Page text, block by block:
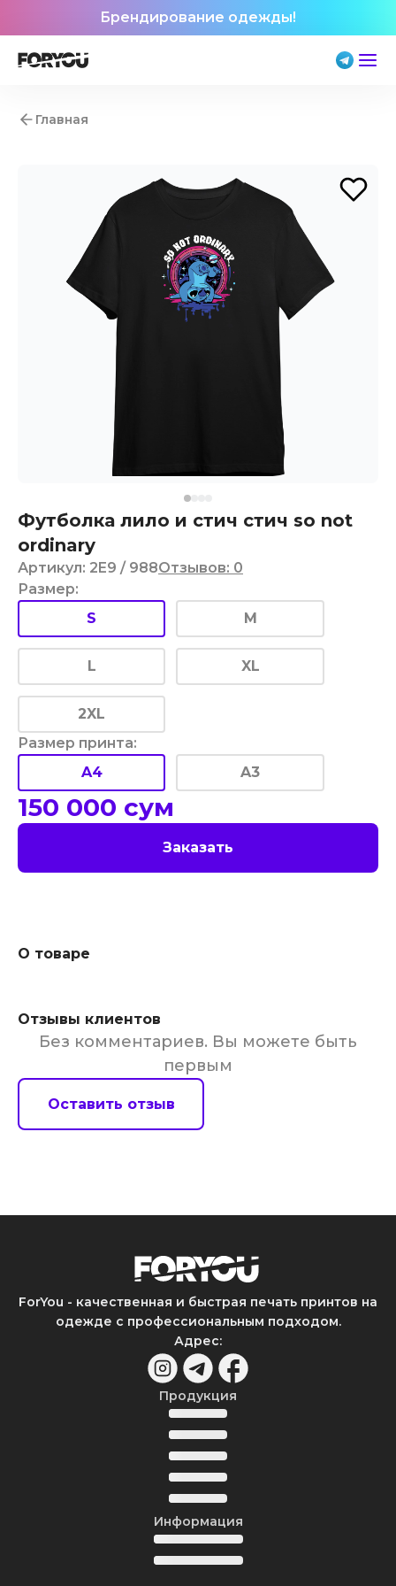
Брендирование одежды!
Главная
Футболка лило и стич стич so not
ordinary
Артикул: 2E9 / 988Отзывов: 0
Размер:
S
M
L XL
2XL
Размер принта:
A4
A3
150 000 сум
Заказать
О товаре
Отзывы клиентов
Без комментариев. Вы можете быть
первым
Оставить отзыв
ForYou - качественная и быстрая печать принтов на
одежде с профессиональным подходом.
Адрес:
Продукция
Информация